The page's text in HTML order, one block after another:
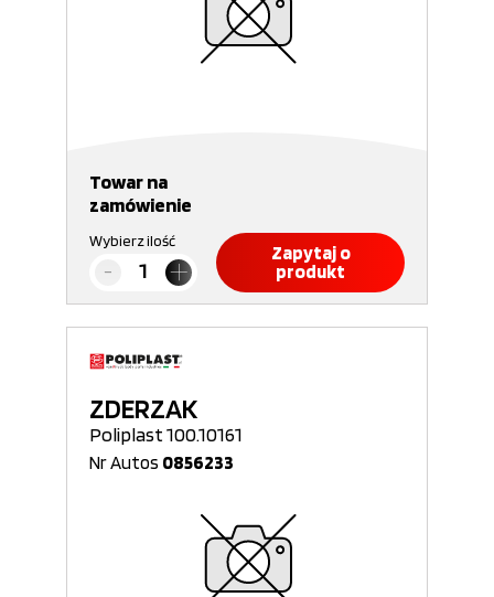
Towar na
zamówienie
Wybierz ilość
Zapytaj o
produkt
ZDERZAK
Poliplast 100.10161
Nr Autos 0856233